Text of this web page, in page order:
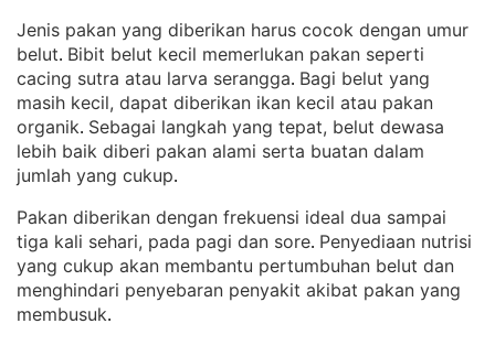
Jenis pakan yang diberikan harus cocok dengan umur
belut. Bibit belut kecil memerlukan pakan seperti
cacing sutra atau larva serangga. Bagi belut yang
masih kecil, dapat diberikan ikan kecil atau pakan
organik. Sebagai langkah yang tepat, belut dewasa
lebih baik diberi pakan alami serta buatan dalam
jumlah yang cukup.
Pakan diberikan dengan frekuensi ideal dua sampai
tiga kali sehari, pada pagi dan sore. Penyediaan nutrisi
yang cukup akan membantu pertumbuhan belut dan
menghindari penyebaran penyakit akibat pakan yang
membusuk.